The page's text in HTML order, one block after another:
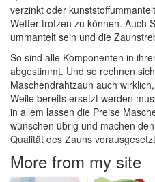
verzinkt oder
Wetter trotzen zu können. Auch
ummantelt sein und die
So sind alle Komponenten in
abgestimmt. Und so rechnen
Maschendrahtzaun auch
Weile bereits ersetzt werden
in allem lassen die Preise
wünschen übrig und machen
Qualität des Zauns
More from my site